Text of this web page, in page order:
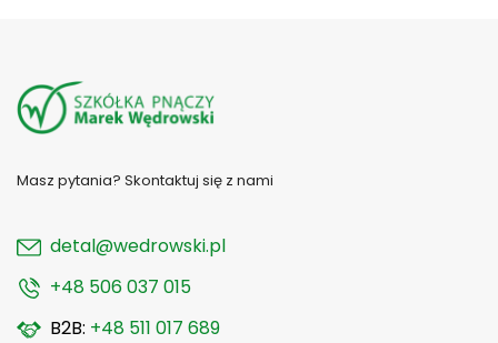
Masz pytania? Skontaktuj się z nami
detal@wedrowski.pl
+48 506 037 015
B2B: +48 511 017 689